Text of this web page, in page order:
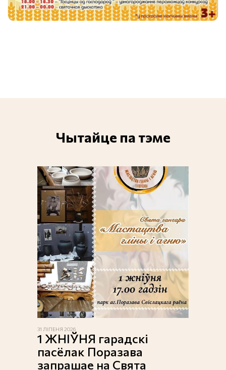
Чытайце па тэме
31 ЛІПЕНЯ 2026
1 ЖНІЎНЯ гарадскі
пасёлак Поразава
запрашае на Свята